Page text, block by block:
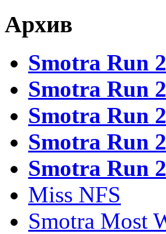
Архив
Smotra Run
Smotra Run
Smotra Run
Smotra Run
Smotra Run
Miss NFS
Smotra Most